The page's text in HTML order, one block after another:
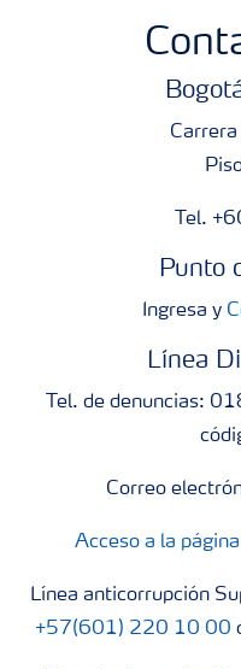
Tel.
Punto
Ingresa y
Línea
Tel. de denuncias:
Correo
Acceso a la
Línea anticorrupción
+57(601) 220 10 00